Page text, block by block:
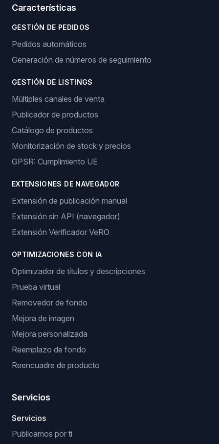
Características
GESTIÓN DE PEDIDOS
Pedidos automáticos
Generación de números de seguimiento
GESTIÓN DE LISTINGS
Múltiples canales de venta
Publicador de productos
Catálogo de productos
Monitorización de stock y precios
GPSR: Cumplimiento UE
EXTENSIONES DE NAVEGADOR
Extensión de publicación manual
Extensión sin API (navegador)
Extensión Verificador VeRO
OPTIMIZACIONES CON IA
Optimizador de títulos y descripciones
Prueba virtual
Removedor de fondo
Mejora de imagen
Mejora personalizada
Reemplazo de fondo
Reencuadre de producto
Servicios
Servicios
Publicamos por ti